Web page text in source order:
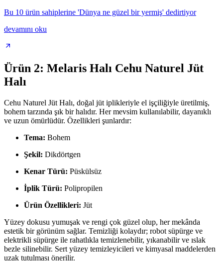
Bu 10 ürün sahiplerine 'Dünya ne güzel bir yermiş' dedirtiyor
devamını oku
Ürün 2: Melaris Halı Cehu Naturel Jüt
Halı
Cehu Naturel Jüt Halı, doğal jüt iplikleriyle el işçiliğiyle üretilmiş,
bohem tarzında şık bir halıdır. Her mevsim kullanılabilir, dayanıklı
ve uzun ömürlüdür. Özellikleri şunlardır:
Tema: Bohem
Şekil: Dikdörtgen
Kenar Türü: Püskülsüz
İplik Türü: Polipropilen
Ürün Özellikleri: Jüt
Yüzey dokusu yumuşak ve rengi çok güzel olup, her mekânda
estetik bir görünüm sağlar. Temizliği kolaydır; robot süpürge ve
elektrikli süpürge ile rahatlıkla temizlenebilir, yıkanabilir ve ıslak
bezle silinebilir. Sert yüzey temizleyicileri ve kimyasal maddelerden
uzak tutulması önerilir.